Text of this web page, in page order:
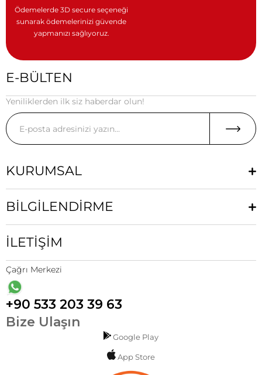
Ödemelerde 3D secure seçeneği
sunarak ödemelerinizi güvende
yapmanızı sağlıyoruz.
E-BÜLTEN
Yeniliklerden ilk siz haberdar olun!
KURUMSAL
BİLGİLENDİRME
İLETİŞİM
Çağrı Merkezi
+90 533 203 39 63
Bize Ulaşın
Google Play
App Store